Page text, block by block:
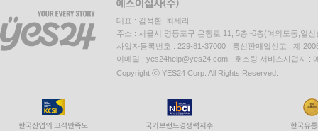
대표 : 김석환, 최세라
주소 : 서울시 영등포구 은행로 11, 5층~6층(여의도동,일신
사업자등록번호 : 229-81-37000 통신판매업신고 : 제
이메일 : yes24help@yes24.com 호스팅 서비스사업자 :
Copyright ⓒ YES24 Corp. All Rights Reserved.